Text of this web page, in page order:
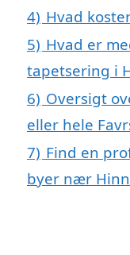
4) Hvad
5) Hvad er
tapetsering i
6) Oversigt
eller hele
7) Find en
byer nær